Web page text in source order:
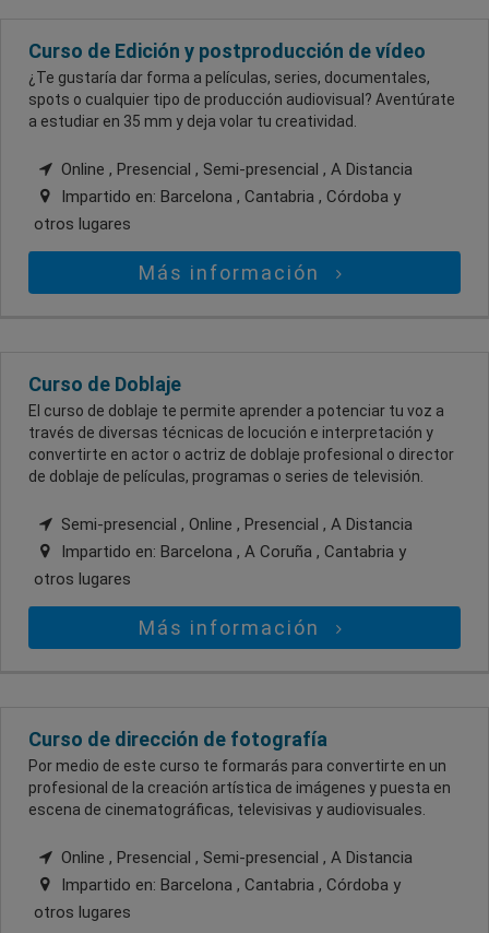
Curso de Edición y postproducción de vídeo
¿Te gustaría dar forma a películas, series, documentales,
spots o cualquier tipo de producción audiovisual? Aventúrate
a estudiar en 35 mm y deja volar tu creatividad.
Online , Presencial , Semi-presencial , A Distancia
Impartido en: Barcelona , Cantabria , Córdoba y
otros lugares
Más información
Curso de Doblaje
El curso de doblaje te permite aprender a potenciar tu voz a
través de diversas técnicas de locución e interpretación y
convertirte en actor o actriz de doblaje profesional o director
de doblaje de películas, programas o series de televisión.
Semi-presencial , Online , Presencial , A Distancia
Impartido en: Barcelona , A Coruña , Cantabria y
otros lugares
Más información
Curso de dirección de fotografía
Por medio de este curso te formarás para convertirte en un
profesional de la creación artística de imágenes y puesta en
escena de cinematográficas, televisivas y audiovisuales.
Online , Presencial , Semi-presencial , A Distancia
Impartido en: Barcelona , Cantabria , Córdoba y
otros lugares